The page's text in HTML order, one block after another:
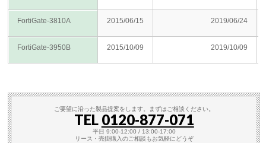
FortiGate-3810A 2015/06/15 2019/06/24
FortiGate-3950B 2015/10/09 2019/10/09
ご要望に沿った製品提案をします。まずはご相談ください。
TEL 0120-877-071
平日 9:00-12:00 / 13:00-17:00
リース・売掛購入のご相談もお気軽にどうぞ